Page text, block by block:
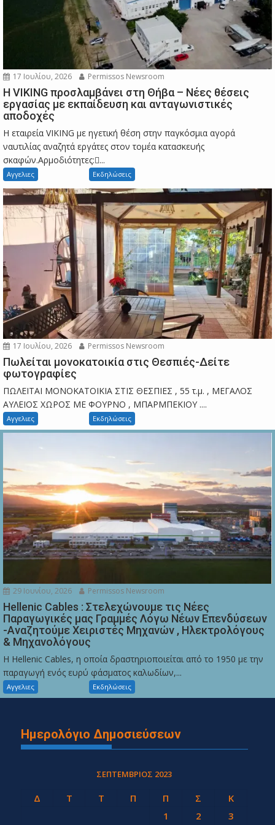
17 Ιουλίου, 2026 Permissos Newsroom
Η VIKING προσλαμβάνει στη Θήβα – Νέες θέσεις
εργασίας με εκπαίδευση και ανταγωνιστικές
αποδοχές
Η εταιρεία VIKING με ηγετική θέση στην παγκόσμια αγορά
ναυτιλίας αναζητά εργάτες στον τομέα κατασκευής
σκαφών.Αρμοδιότητες:...
Αγγελιες Εκδηλώσεις
17 Ιουλίου, 2026 Permissos Newsroom
Πωλείται μονοκατοικία στις Θεσπιές-Δείτε
φωτογραφίες
ΠΩΛΕΙΤΑΙ ΜΟΝΟΚΑΤΟΙΚΙΑ ΣΤΙΣ ΘΕΣΠΙΕΣ , 55 τ.μ. , ΜΕΓΑΛΟΣ
ΑΥΛΕΙΟΣ ΧΩΡΟΣ ΜΕ ΦΟΥΡΝΟ , ΜΠΑΡΜΠΕΚΙΟΥ ....
Αγγελιες Εκδηλώσεις
29 Ιουνίου, 2026 Permissos Newsroom
Hellenic Cables : Στελεχώνουμε τις Νέες
Παραγωγικές μας Γραμμές Λόγω Νέων Επενδύσεων
-Αναζητούμε Χειριστές Μηχανών , Ηλεκτρολόγους
& Μηχανολόγους
Η Hellenic Cables, η οποία δραστηριοποιείται από το 1950 με την
παραγωγή ενός ευρύ φάσματος καλωδίων,...
Αγγελιες Εκδηλώσεις
Ημερολόγιο Δημοσιεύσεων
ΣΕΠΤΈΜΒΡΙΟΣ 2023
Δ Τ Τ Π Π Σ
Κ
1
2 3